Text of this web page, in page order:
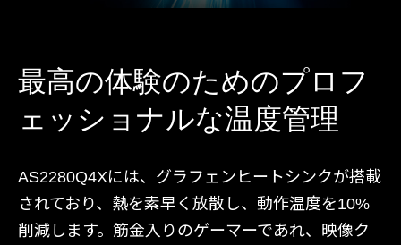
最高の体験のためのプロフ
ェッショナルな温度管理
AS2280Q4Xには、グラフェンヒートシンクが搭載
されており、熱を素早く放散し、動作温度を10%
削減します。筋金入りのゲーマーであれ、映像ク